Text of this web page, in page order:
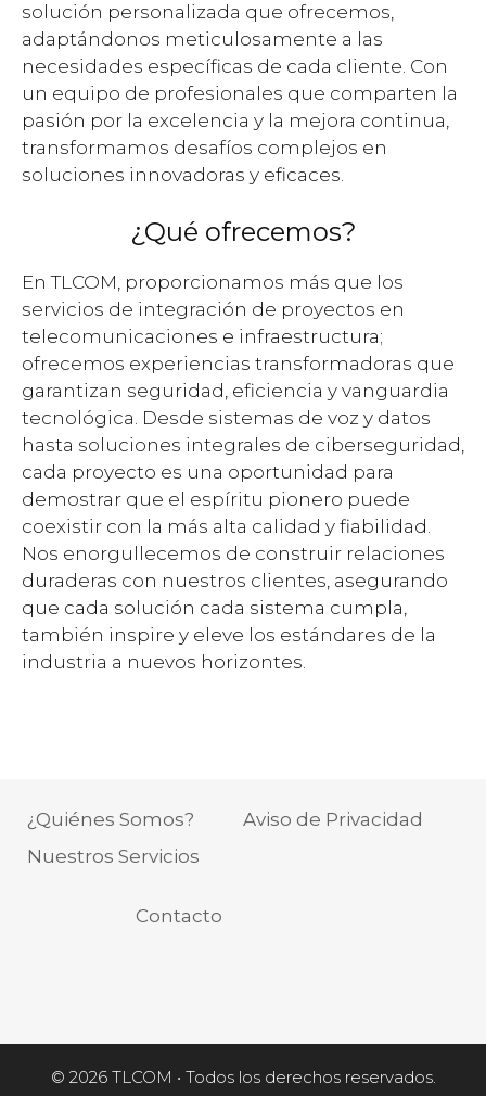
solución personalizada que ofrecemos,
adaptándonos meticulosamente a las
necesidades específicas de cada cliente. Con
un equipo de profesionales que comparten la
pasión por la excelencia y la mejora continua,
transformamos desafíos complejos en
soluciones innovadoras y eficaces.
¿Qué ofrecemos?
En TLCOM, proporcionamos más que los
servicios de integración de proyectos en
telecomunicaciones e infraestructura;
ofrecemos experiencias transformadoras que
garantizan seguridad, eficiencia y vanguardia
tecnológica. Desde sistemas de voz y datos
hasta soluciones integrales de ciberseguridad,
cada proyecto es una oportunidad para
demostrar que el espíritu pionero puede
coexistir con la más alta calidad y fiabilidad.
Nos enorgullecemos de construir relaciones
duraderas con nuestros clientes, asegurando
que cada solución cada sistema cumpla,
también inspire y eleve los estándares de la
industria a nuevos horizontes.
¿Quiénes Somos?
Nuestros Servicios
Aviso de Privacidad
Contacto
© 2026 TLCOM • Todos los derechos reservados.